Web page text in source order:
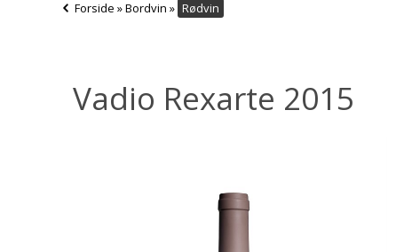
Forside »Bordvin » Rødvin
Vadio Rexarte 2015